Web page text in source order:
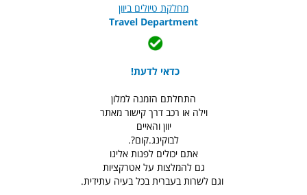
מחלקת טיולים ביוון
Travel Department
כדאי לדעת!
התחלתם הזמנה למלון
וילה או רכב דרך קישור מאתר
יוון והאיים
לבוקינג.קום?.
אתם יכולים לפנות אלינו
גם להמלצות על אטרקציות
וגם לשרות בעברית בכל בעיה עתידית.